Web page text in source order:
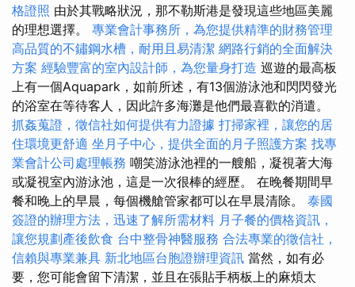
格證照 由於其戰略狀況，那不勒斯港是發現這些地區美麗
的理想選擇。 專業會計事務所，為您提供精準的財務管理
高品質的不鏽鋼水槽，耐用且易清潔 網路行銷的全面解決
方案 經驗豐富的室內設計師，為您量身打造 巡遊的最高板
上有一個Aquapark，如前所述，有13個游泳池和閃閃發光
的浴室在等待客人，因此許多海灘是他們最喜歡的消遣。
抓姦蒐證，徵信社如何提供有力證據 打掃家裡，讓您的居
住環境更舒適 坐月子中心，提供全面的月子照護方案 找專
業會計公司處理帳務 嘲笑游泳池裡的一艘船，凝視著大海
或凝視室內游泳池，這是一次很棒的經歷。 在晚餐期間早
餐和晚上的早晨，每個機艙管家都可以在早晨清除。 泰國
簽證的辦理方法，迅速了解所需材料 月子餐的價格資訊，
讓您規劃產後飲食 台中整骨神醫服務 合法專業的徵信社，
信賴與專業兼具 新北地區台胞證辦理資訊 當然，如有必
要，您可能會留下清潔，並且在張貼手柄板上的麻煩太